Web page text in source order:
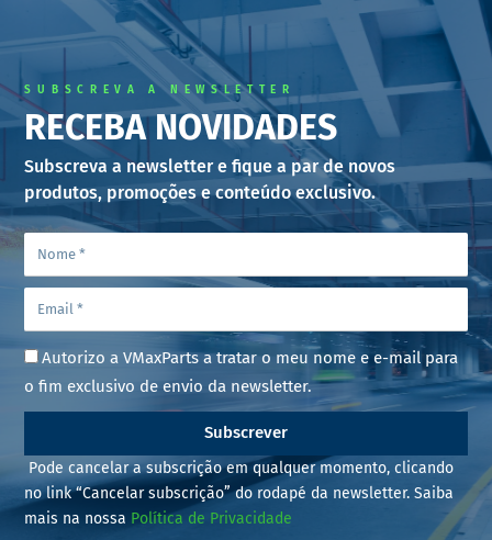
SUBSCREVA A NEWSLETTER
RECEBA NOVIDADES
Subscreva a newsletter e fique a par de novos
produtos, promoções e conteúdo exclusivo.
Autorizo a VMaxParts a tratar o meu nome e e-mail para
o fim exclusivo de envio da newsletter.
Subscrever
Pode cancelar a subscrição em qualquer momento, clicando
no link “Cancelar subscrição” do rodapé da newsletter. Saiba
mais na nossa Política de Privacidade